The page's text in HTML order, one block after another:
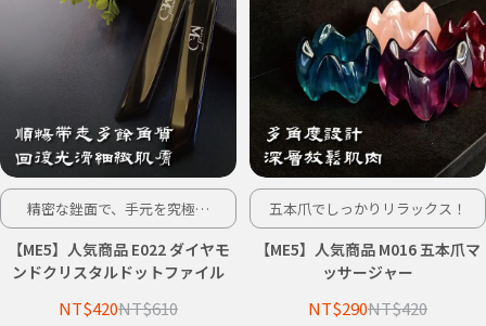
精密な銼面で、手元を究極ケ
ア。
【ME5】人気商品 E022 ダイヤモ
ンドクリスタルドットファイル
NT$420NT$610
五本爪でしっかりリラックス！
【ME5】人気商品 M016 五本爪マ
ッサージャー
NT$290NT$420